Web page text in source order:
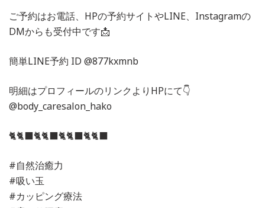
ご予約はお電話、HPの予約サイトやLINE、Instagramの
DMからも受付中です📩
簡単LINE予約 ID @877kxmnb
明細はプロフィールのリンクよりHPにて👇
@body_caresalon_hako
🐈🐈‍⬛🐈🐈‍⬛🐈🐈‍⬛🐈🐈‍⬛
#自然治癒力
#吸い玉
#カッピング療法